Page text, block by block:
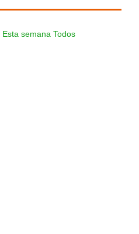
Esta semana Todos